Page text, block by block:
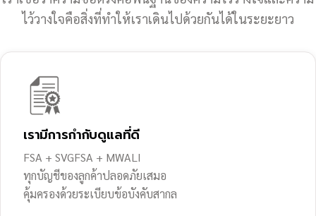
ไว้วางใจคือสิ่งที่ทำให้เราเดินไปด้วยกันได้ในระยะยาว
เรามีการกำกับดูแลที่ดี
FSA + SVGFSA + MWALI
ทุกบัญชีของลูกค้าปลอดภัยเสมอ
คุ้มครองด้วยระเบียบข้อบังคับสากล